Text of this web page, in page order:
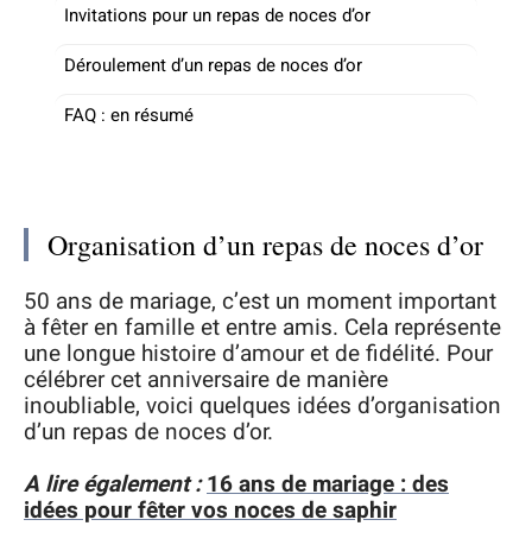
Invitations pour un repas de noces d’or
Déroulement d’un repas de noces d’or
FAQ : en résumé
Organisation d’un repas de noces d’or
50 ans de mariage, c’est un moment important
à fêter en famille et entre amis. Cela représente
une longue histoire d’amour et de fidélité. Pour
célébrer cet anniversaire de manière
inoubliable, voici quelques idées d’organisation
d’un repas de noces d’or.
A lire également :16 ans de mariage : des
idées pour fêter vos noces de saphir